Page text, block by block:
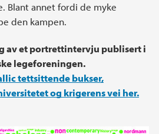
Blant annet fordi de myke
den kampen.
av et portrettintervju publisert i
legeforeningen.
tettsittende bukser,
og krigerens vei her.